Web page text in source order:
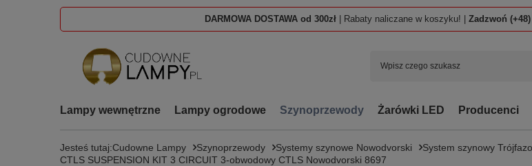
DARMOWA DOSTAWA od 300zł | Rabaty naliczane w koszyku! | Zadzwoń
Lampy wewnętrzne Lampy ogrodowe Szynoprzewody Żarówki LED Producenci
Jesteś tutaj:Cudowne Lampy Szynoprzewody Systemy szynowe Nowodvorski
System szynowy
CTLS SUSPENSION KIT 3 CIRCUIT 3-obwodowy CTLS Nowodvorski 8697